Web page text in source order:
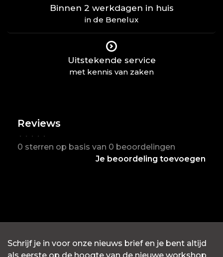
Binnen 2 werkdagen in huis
in de Benelux
Uitstekende service
met kennis van zaken
Reviews
• • • • •
0 sterren op basis van 0 beoordelingen
Je beoordeling toevoegen
Schrijf je in voor onze nieuws brief en je bent altijd